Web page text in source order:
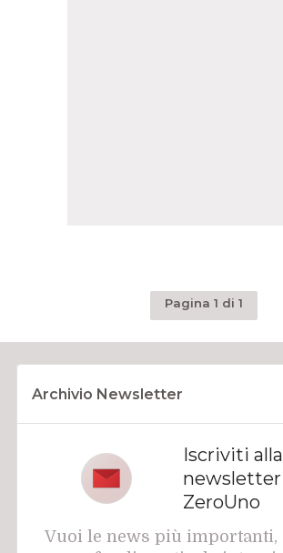
Pagina 1 di 1
Archivio Newsletter
Iscriviti alla
ZeroUno
Vuoi le news più importanti,